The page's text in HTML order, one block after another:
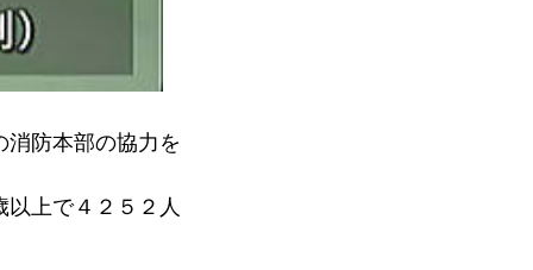
防本部の協力を
上で４２５２人